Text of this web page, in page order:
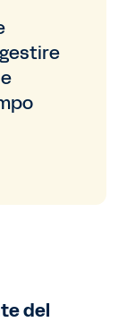
del